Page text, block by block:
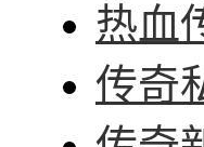
热血
传奇